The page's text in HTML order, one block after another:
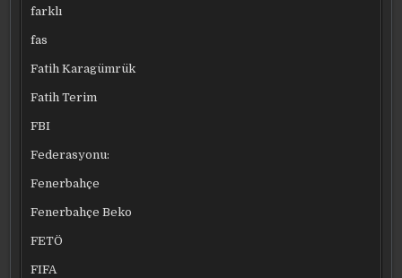
farklı
fas
Fatih Karagümrük
Fatih Terim
FBI
Federasyonu:
Fenerbahçe
Fenerbahçe Beko
FETÖ
FIFA